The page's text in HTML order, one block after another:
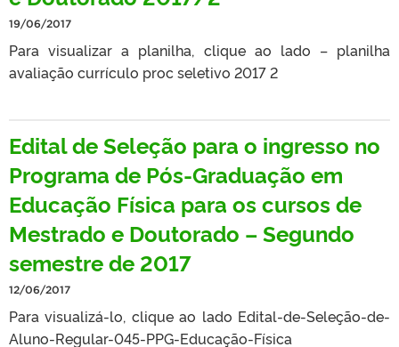
19/06/2017
Para visualizar a planilha, clique ao lado – planilha
avaliação currículo proc seletivo 2017 2
Edital de Seleção para o ingresso no
Programa de Pós-Graduação em
Educação Física para os cursos de
Mestrado e Doutorado – Segundo
semestre de 2017
12/06/2017
Para visualizá-lo, clique ao lado Edital-de-Seleção-de-
Aluno-Regular-045-PPG-Educação-Física